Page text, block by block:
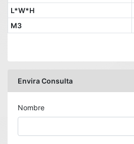
L*W*H
M3
Envira Consulta
Nombre